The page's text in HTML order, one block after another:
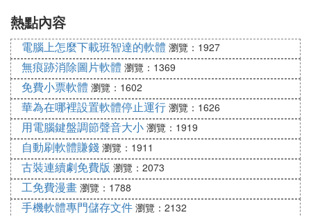
熱點內容
電腦上怎麼下載班智達的軟體 瀏覽：1927
無痕跡消除圖片軟體 瀏覽：1369
免費小票軟體 瀏覽：1602
華為在哪裡設置軟體停止運行 瀏覽：1626
用電腦鍵盤調節聲音大小 瀏覽：1919
自動刷軟體賺錢 瀏覽：1911
古裝連續劇免費版 瀏覽：2073
工免費漫畫 瀏覽：1788
手機軟體專門儲存文件 瀏覽：2132